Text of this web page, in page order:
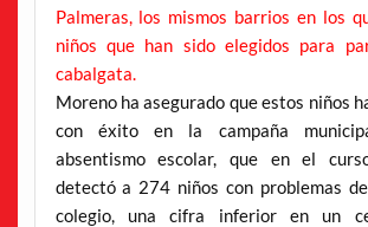
Palmeras, los mismos barrios en los
niños que han sido elegidos para
cabalgata.
Moreno ha asegurado que estos niños
con éxito en la campaña
absentismo escolar, que en el
detectó a 274 niños con problemas
colegio, una cifra inferior en un